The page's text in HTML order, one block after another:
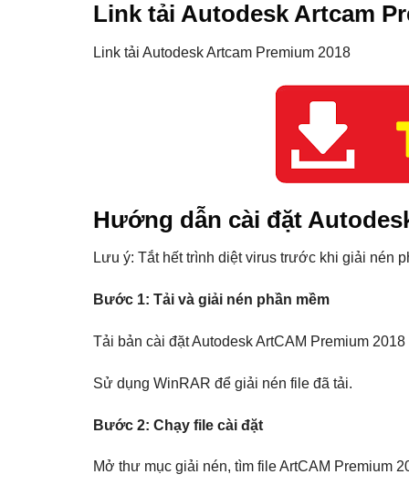
Link tải Autodesk Artcam
Link tải Autodesk Artcam Premium 2018
Hướng dẫn cài đặt
Lưu ý: Tắt hết trình diệt virus trước khi giải nén
Bước 1: Tải và giải nén phần mềm
Tải bản cài đặt Autodesk ArtCAM Premium
Sử dụng WinRAR để giải nén file đã tải.
Bước 2: Chạy file cài đặt
Mở thư mục giải nén, tìm file ArtCAM Premium